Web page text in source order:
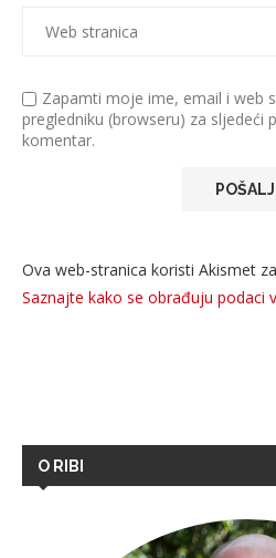
Zapamti moje ime, email i web
pregledniku (browseru) za sljedeći
komentar.
Ova web-stranica koristi Akismet
Saznajte kako se obrađuju podaci
O RIBI